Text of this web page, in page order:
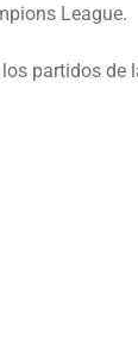
League.
partidos